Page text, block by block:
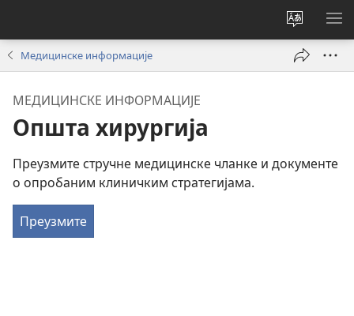
Промени
језик
сајта
Медицинске информације
МЕДИЦИНСКЕ ИНФОРМАЦИЈЕ
Општа хирургија
Преузмите стручне медицинске чланке и документе
о опробаним клиничким стратегијама.
Преузмите